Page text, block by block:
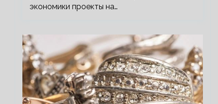
экономики проекты на…